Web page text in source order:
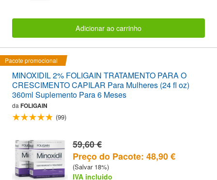
Adicionar ao carrinho
Pacote promocional
MINOXIDIL 2% FOLIGAIN TRATAMENTO PARA O
CRESCIMENTO CAPILAR Para Mulheres (24 fl oz)
360ml Suplemento Para 6 Meses
da FOLIGAIN
(99)
59,60 €
Preço do Pacote: 48,90 €
(Salvar 18%)
IVA incluido